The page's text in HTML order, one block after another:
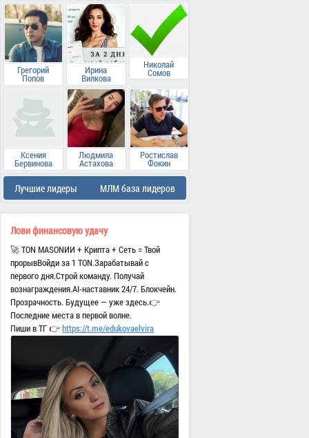
Грегорий
Попов
Ирина
Вилкова
Николай
Сомов
Ксения
Бервинова
Людмила
Астахова
Ростислав
Фокин
Лучшие лидеры МЛМ база лидеров
Лови финансовую удачу
🚀 TON MASONИИ + Крипта + Сеть = Твой
прорывВойди за 1 TON.Зарабатывай с
первого дня.Строй команду. Получай
вознаграждения.AI-наставник 24/7. Блокчейн.
Прозрачность. Будущее — уже здесь.👉
Последние места в первой волне.
Пиши в ТГ 👉https://t.me/edukovaelvira